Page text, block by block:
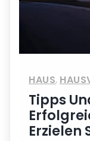
HAUS,
Tipps
Erzielen